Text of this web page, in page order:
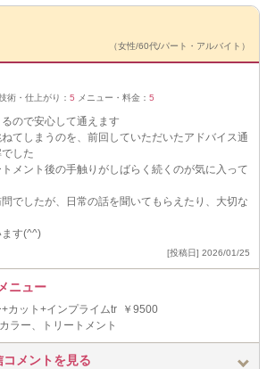
Up
（女性/60代/パート・アルバイト）
術・仕上がり： 5 メニュー・料金： 5
ので安心して通えます
てしまうのを、前回していただいたアドバイス通
した
メント後の手触りがしばらく続くのが気に入って
でしたが、日常の話を聞いてもらえたり、大切な
す(^^)
[投稿日] 2026/01/25
ニュー
カット+インプライムtr ￥9500
ラー、トリートメント
メントを見る